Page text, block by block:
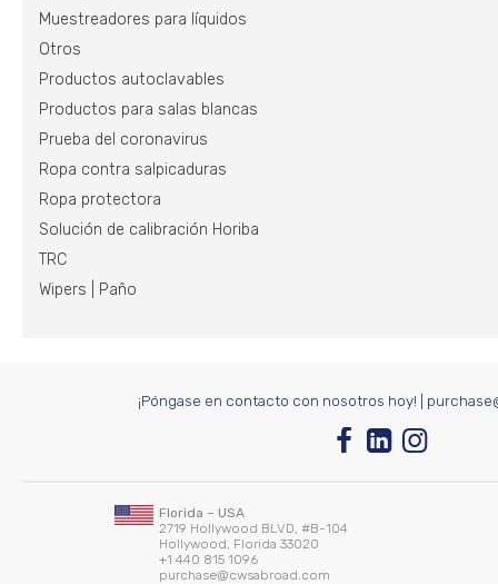
Muestreadores para líquidos
Otros
Productos autoclavables
Productos para salas blancas
Prueba del coronavirus
Ropa contra salpicaduras
Ropa protectora
Solución de calibración Horiba
TRC
Wipers | Paño
¡Póngase en contacto con nosotros hoy!
Florida – USA
2719 Hollywood BLVD, #B-104
Hollywood, Florida 33020
+1 440 815 1096
purchase@cwsabroad.com